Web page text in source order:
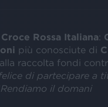
Croce Rossa Italiana:
più conosciute di
raccolta fondi
di partecipare a
Rendiamo il domani